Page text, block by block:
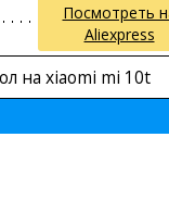
Посмотреть
Aliexpress
на xiaomi mi 10t